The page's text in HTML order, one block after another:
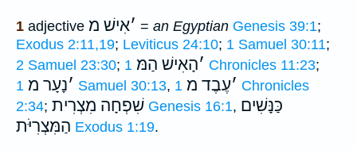
1 adjective ׳אִישׁ מ = an Egyptian Genesis 39:1;
Exodus 2:11,19; Leviticus 24:10; 1 Samuel 30:11;
2 Samuel 23:30; ׳הָאִישׁ הַמּ 1 Chronicles 11:23;
׳נָעָר מ 1 Samuel 30:13, ׳עֶבֶד מ 1 Chronicles
2:34; שִׁפְחָה מִצְרִית Genesis 16:1, כַּנָּשִׁים
הַמִּצְרִיֹּת Exodus 1:19.